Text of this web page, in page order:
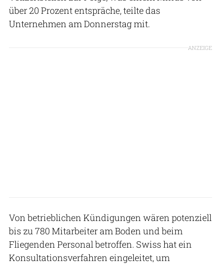
über 20 Prozent entspräche, teilte das
Unternehmen am Donnerstag mit.
ANZEIGE
Von betrieblichen Kündigungen wären potenziell
bis zu 780 Mitarbeiter am Boden und beim
Fliegenden Personal betroffen. Swiss hat ein
Konsultationsverfahren eingeleitet, um